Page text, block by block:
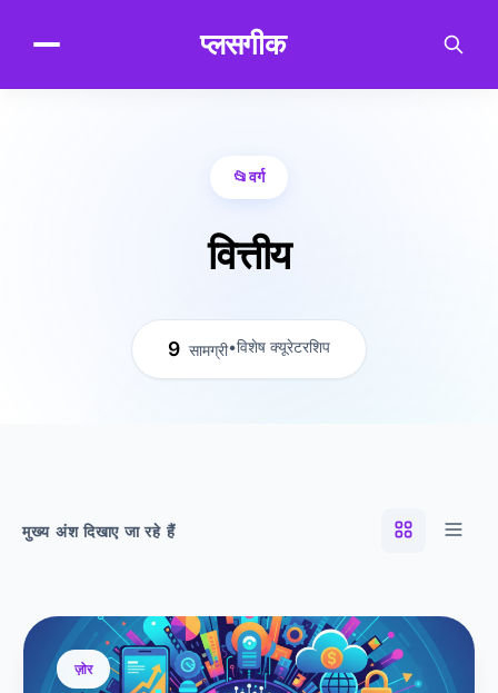
प्लसगीक.
📂वर्ग
वित्तीय
9 सामग्री•विशेष क्यूरेटरशिप
मुख्य अंश दिखाए जा रहे हैं
ज़ोर